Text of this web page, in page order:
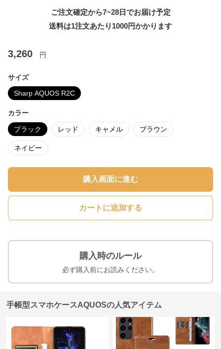
ご注文確定から7~28日でお届け予定
送料は1注文あたり 1000円かかります
3,260 円
サイズ
Sharp AQUOS R2C
カラー
ブラック レッド キャメル ブラウン
ネイビー
購入画面に進む
カートに追加する
購入時のルール
必ず購入前にお読みください。
手帳型スマホケースAQUOSの人気アイテム